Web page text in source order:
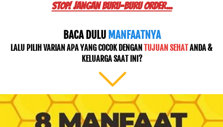
STOP! JANGAN BURU-BURU ORDER...
BACA DULU MANFAATNYA
LALU PILIH VARIAN APA YANG COCOK DENGAN TUJUAN SEHAT ANDA &
KELUARGA SAAT INI?